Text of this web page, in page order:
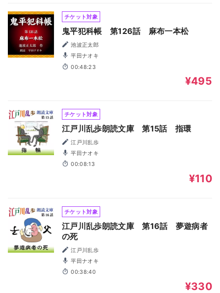
チケット対象
鬼平犯科帳 第126話 麻布一本松
池波正太郎
平田ナオキ
00:48:23
¥495
チケット対象
江戸川乱歩朗読文庫 第15話 指環
江戸川乱歩
平田ナオキ
00:08:13
¥110
チケット対象
江戸川乱歩朗読文庫 第16話 夢遊病者
の死
江戸川乱歩
平田ナオキ
00:38:40
¥330